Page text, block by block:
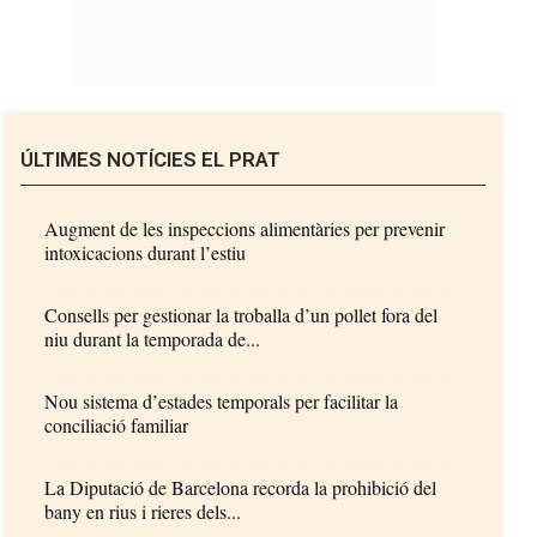
ÚLTIMES NOTÍCIES EL PRAT
Augment de les inspeccions alimentàries per prevenir
intoxicacions durant l’estiu
Consells per gestionar la troballa d’un pollet fora del
niu durant la temporada de...
Nou sistema d’estades temporals per facilitar la
conciliació familiar
La Diputació de Barcelona recorda la prohibició del
bany en rius i rieres dels...